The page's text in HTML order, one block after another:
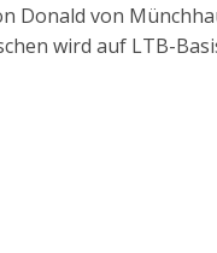
Donald von
wird auf LTB-